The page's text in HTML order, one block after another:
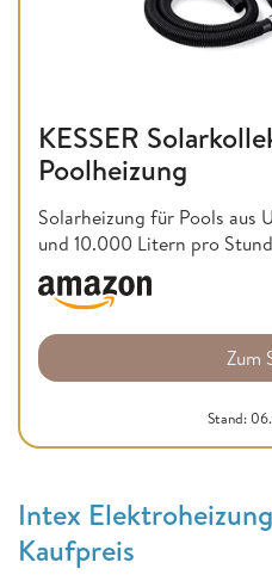
KESSER
Poolheizung
Solarheizung für Pools aus
und 10.000 Litern pro
Zum
Stand:
Intex
Kaufpreis